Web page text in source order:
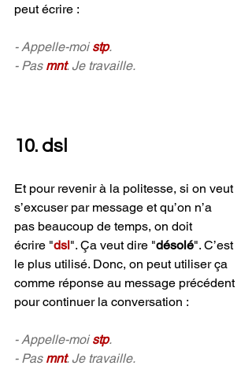
peut écrire :
- Appelle-moi stp.
- Pas mnt. Je travaille.
10. dsl
Et pour revenir à la politesse, si on veut
s’excuser par message et qu’on n’a
pas beaucoup de temps, on doit
écrire "dsl". Ça veut dire "désolé". C’est
le plus utilisé. Donc, on peut utiliser ça
comme réponse au message précédent
pour continuer la conversation :
- Appelle-moi stp.
- Pas mnt. Je travaille.